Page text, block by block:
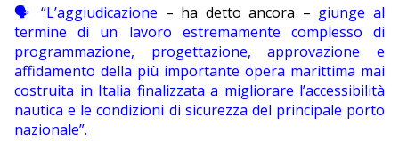
🗣 “L’aggiudicazione – ha detto ancora – giunge al
termine di un lavoro estremamente complesso di
programmazione, progettazione, approvazione e
affidamento della più importante opera marittima mai
costruita in Italia finalizzata a migliorare l’accessibilità
nautica e le condizioni di sicurezza del principale porto
nazionale”.